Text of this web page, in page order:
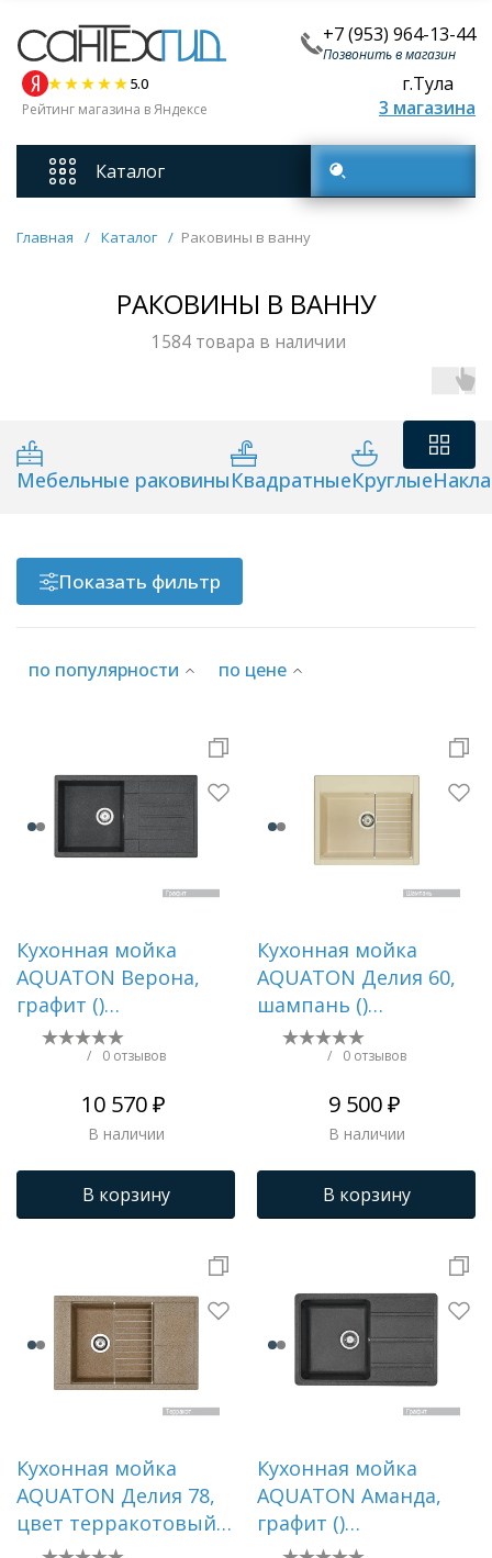
+7 (953) 964-13-44
Позвонить в магазин
5.0
Рейтинг магазина в Яндексе
г.Тула
3 магазина
Каталог
Смесители
Унитазы
Мебель для ванных комнат
Кухонные мойки
Раковины
Полотенцесушители
Аксессуары для ванных комнат
Зеркала
Душевые уголки и ограждения
Трапы для душевых
Главная / Каталог / Раковины в ванну
РАКОВИНЫ В ВАННУ
1584 товара в наличии
Мебельные раковиныКвадратныеКруглые
Показать фильтр
по популярности по цене
Кухонная мойка
AQUATON Верона,
графит ()
1A710032VR210
/ 0 отзывов
10 570 ₽
В наличии
В корзину
Кухонная мойка
AQUATON Делия 60,
шампань ()
1A715232LD290
/ 0 отзывов
9 500 ₽
В наличии
В корзину
Кухонная мойка
AQUATON Делия 78,
цвет терракотовый
() 1A715132DE270
Кухонная мойка
AQUATON Аманда,
графит ()
1A712832AD210